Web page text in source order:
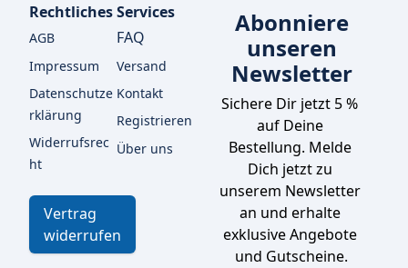
Rechtliches
AGB
Impressum
Datenschutze
rklärung
Widerrufsrec
ht
Vertrag
widerrufen
Services
FAQ
Versand
Kontakt
Registrieren
Über uns
Abonniere
unseren
Newsletter
Sichere Dir jetzt 5 %
auf Deine
Bestellung. Melde
Dich jetzt zu
unserem Newsletter
an und erhalte
exklusive Angebote
und Gutscheine.